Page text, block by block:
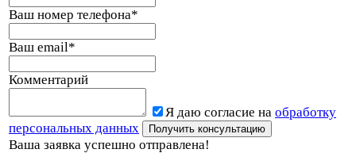
Ваш номер телефона*
Ваш email*
Комментарий
Я даю согласие на обработку
персональных данных
Ваша заявка успешно отправлена!